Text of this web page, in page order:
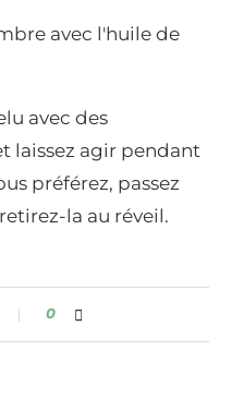
avec l'huile de
avec des
laissez agir pendant
préférez, passez
la au réveil.
0